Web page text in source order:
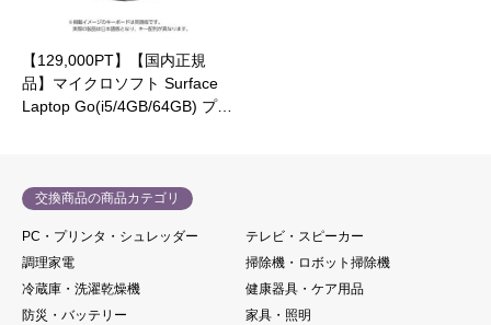
【129,000PT】【国内正規
品】マイクロソフト Surface
Laptop Go(i5/4GB/64GB) プ…
交換商品の商品カテゴリ
PC・プリンタ・シュレッダー
テレビ・スピーカー
調理家電
掃除機・ロボット掃除機
冷蔵庫・洗濯乾燥機
健康器具・ケア用品
防災・バッテリー
家具・照明